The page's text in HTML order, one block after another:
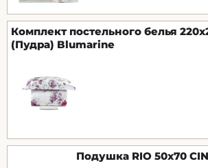
Комплект постельного белья
(Пудра) Blumarine
Подушка RIO 50x70